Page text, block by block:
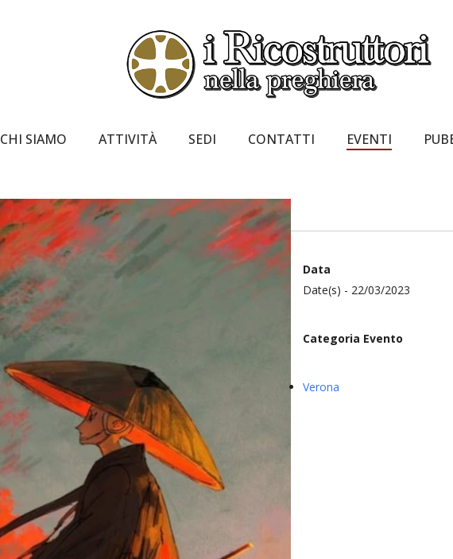
CHI SIAMO ATTIVITÀ SEDI CONTATTI EVENTI
Data
Date(s) - 22/03/2023
Categoria Evento
Verona